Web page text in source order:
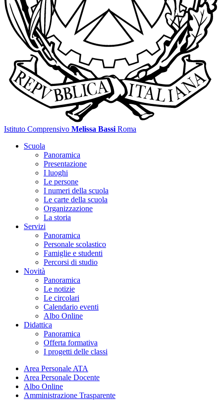
Istituto Comprensivo Melissa Bassi Roma
Scuola
Panoramica
Presentazione
I luoghi
Le persone
I numeri della scuola
Le carte della scuola
Organizzazione
La storia
Servizi
Panoramica
Personale scolastico
Famiglie e studenti
Percorsi di studio
Novità
Panoramica
Le notizie
Le circolari
Calendario eventi
Albo Online
Didattica
Panoramica
Offerta formativa
I progetti delle classi
Area Personale ATA
Area Personale Docente
Albo Online
Amministrazione Trasparente